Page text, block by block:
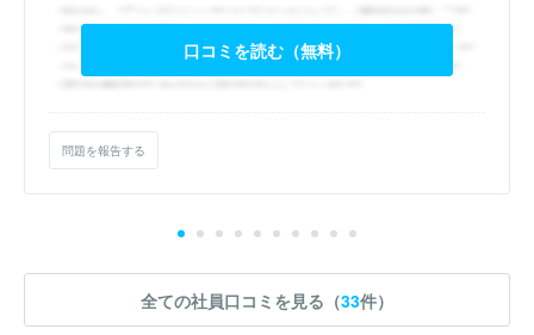
口コミを読む（無料）
問題を報告する
全ての社員口コミを見る（33件）